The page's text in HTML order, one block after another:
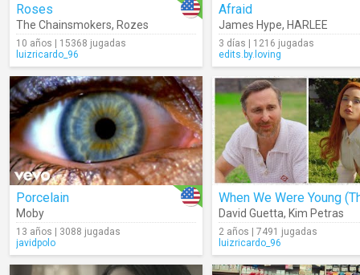
Roses
The Chainsmokers, Rozes
10 años | 15368 jugadas
luizricardo_96
Afraid
James Hype, HARLEE
3 días | 1216 jugadas
edits.by.loving
Porcelain
Moby
13 años | 3088 jugadas
javidpolo
David Guetta, Kim Petras
2 años | 7491 jugadas
luizricardo_96